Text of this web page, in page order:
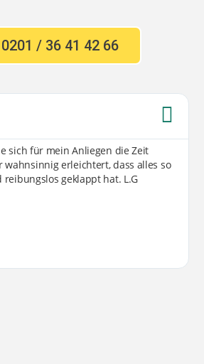
0201 / 36 41 42 66
sich für mein Anliegen die Zeit
wahnsinnig erleichtert, dass alles so
geklappt hat. L.G